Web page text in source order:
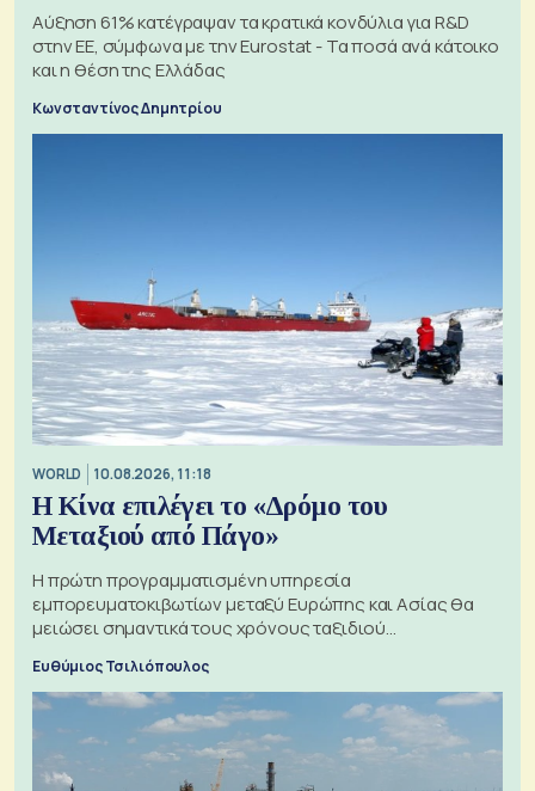
Αύξηση 61% κατέγραψαν τα κρατικά κονδύλια για R&D
στην ΕΕ, σύμφωνα με την Eurostat - Τα ποσά ανά κάτοικο
και η θέση της Ελλάδας
Κωνσταντίνος Δημητρίου
WORLD 10.08.2026, 11:18
Η Κίνα επιλέγει το «Δρόμο του
Μεταξιού από Πάγο»
Η πρώτη προγραμματισμένη υπηρεσία
εμπορευματοκιβωτίων μεταξύ Ευρώπης και Ασίας θα
μειώσει σημαντικά τους χρόνους ταξιδιού
Ευθύμιος Τσιλιόπουλος